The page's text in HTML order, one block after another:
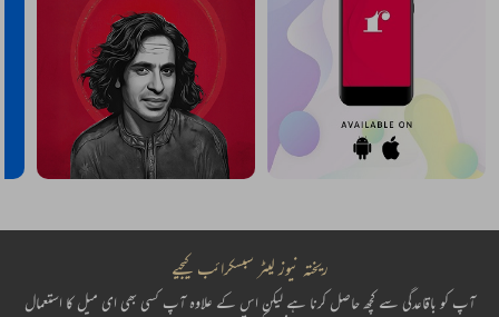
ریختہ نیوز لیٹر سبسکرائب کیجیے
آپ کو باقاعدگی سے کچھ حاصل کرنا ہے لیکن اس کے علاوہ آپ کسی بھی ای میل کا استعمال